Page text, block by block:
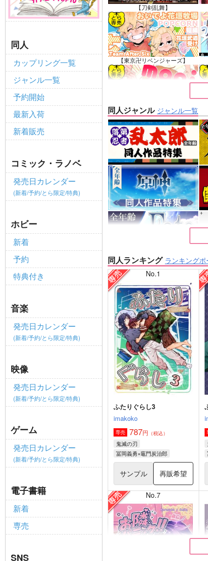
同人
カップリング一覧
ジャンル一覧
予約開始
最新入荷
新着販売
コミック・ラノベ
発売日カレンダー
(新着/予約/とら限定/特典)
ホビー
新着
予約
特典付き
音楽
発売日カレンダー
(新着/予約/とら限定/特典)
映像
発売日カレンダー
(新着/予約/とら限定/特典)
ゲーム
発売日カレンダー
(新着/予約/とら限定/特典)
電子書籍
新着
専売
SNS
重要 個人情報保護方針の改
重要 ポイント付与・管理体
全てのお知らせを見る
【刀剣乱舞】
【東京卍リベンジャーズ】
【ゲゲゲの鬼太郎】
同人ジャンル ジャンル一覧
同人ランキング ランキングポ
No.1
ふたりぐらし3
imakoko
専売 787円 （税込）
鬼滅の刃
冨岡義勇×竈門炭治郎
サンプル 再販希望
No.7